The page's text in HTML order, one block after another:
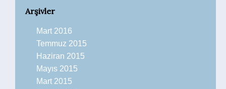
Arşivler
Mart 2016
Temmuz 2015
Haziran 2015
Mayıs 2015
Mart 2015